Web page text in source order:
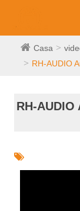
Casa
RH-AUDIO
RH-